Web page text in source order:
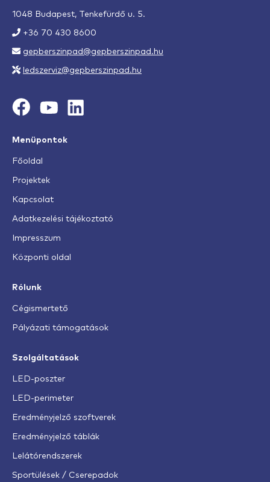
1048 Budapest, Tenkefürdő u. 5.
+36 70 430 8600
gepberszinpad@gepberszinpad.hu
ledszerviz@gepberszinpad.hu
Menüpontok
Főoldal
Projektek
Kapcsolat
Adatkezelési tájékoztató
Impresszum
Központi oldal
Rólunk
Cégismertető
Pályázati támogatások
Szolgáltatások
LED-poszter
LED-perimeter
Eredményjelző szoftverek
Eredményjelző táblák
Lelátórendszerek
Sportülések / Cserepadok